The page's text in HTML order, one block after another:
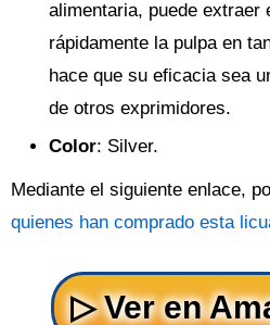
alimentaria, puede extraer
rápidamente la pulpa en
hace que su eficacia sea
de otros exprimidores.
Color: Silver.
Mediante el siguiente enlace,
quienes han comprado esta